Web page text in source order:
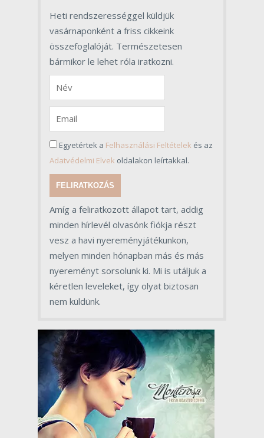
Heti rendszerességgel küldjük
vasárnaponként a friss cikkeink
összefoglalóját. Természetesen
bármikor le lehet róla iratkozni.
Egyetértek a Felhasználási Feltételek és az
Adatvédelmi Elvek oldalakon leírtakkal.
FELIRATKOZÁS
Amíg a feliratkozott állapot tart, addig
minden hírlevél olvasónk fiókja részt
vesz a havi nyereményjátékunkon,
melyen minden hónapban más és más
nyereményt sorsolunk ki. Mi is utáljuk a
kéretlen leveleket, így olyat biztosan
nem küldünk.